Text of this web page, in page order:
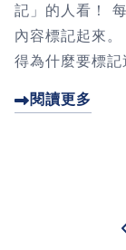
記」的人看！ 每次讀書時，我們都喜歡用螢光筆把重要
內容標記起來。 但過了一段時間再回去看，卻常常不記
閱讀更多